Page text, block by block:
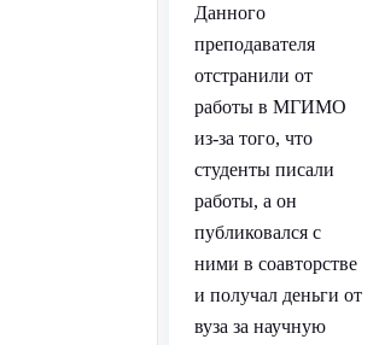
Данного
преподавателя
отстранили от
работы в МГИМО
из-за того, что
студенты писали
работы, а он
публиковался с
ними в соавторстве
и получал деньги от
вуза за научную